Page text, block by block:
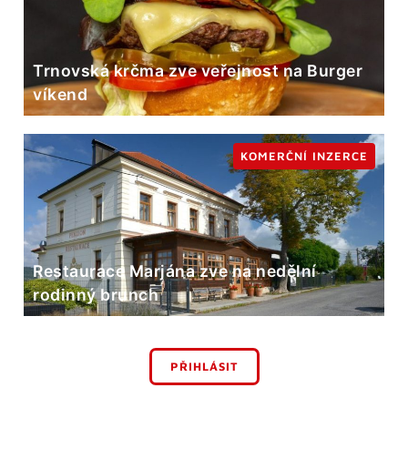
Trnovská krčma zve veřejnost na Burger
víkend
Restaurace Marjána zve na nedělní
rodinný brunch
KOMERČNÍ INZERCE
PŘIHLÁSIT